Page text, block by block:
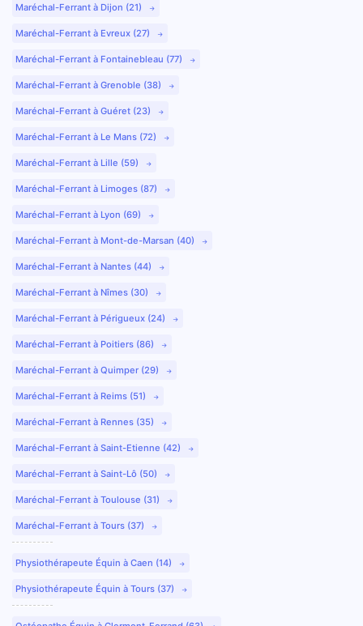
Maréchal-Ferrant à Dijon (21)
Maréchal-Ferrant à Evreux (27)
Maréchal-Ferrant à Fontainebleau (77)
Maréchal-Ferrant à Grenoble (38)
Maréchal-Ferrant à Guéret (23)
Maréchal-Ferrant à Le Mans (72)
Maréchal-Ferrant à Lille (59)
Maréchal-Ferrant à Limoges (87)
Maréchal-Ferrant à Lyon (69)
Maréchal-Ferrant à Mont-de-Marsan (40)
Maréchal-Ferrant à Nantes (44)
Maréchal-Ferrant à Nîmes (30)
Maréchal-Ferrant à Périgueux (24)
Maréchal-Ferrant à Poitiers (86)
Maréchal-Ferrant à Quimper (29)
Maréchal-Ferrant à Reims (51)
Maréchal-Ferrant à Rennes (35)
Maréchal-Ferrant à Saint-Etienne (42)
Maréchal-Ferrant à Saint-Lô (50)
Maréchal-Ferrant à Toulouse (31)
Maréchal-Ferrant à Tours (37)
Physiothérapeute Équin à Caen (14)
Physiothérapeute Équin à Tours (37)